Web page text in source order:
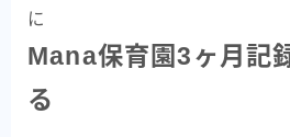
に
Mana保育園3ヶ月記
る